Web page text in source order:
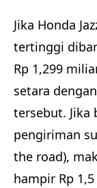
Jika Honda
tertinggi
Rp 1,299
setara
tersebut. Jika
pengiriman
the road),
hampir Rp